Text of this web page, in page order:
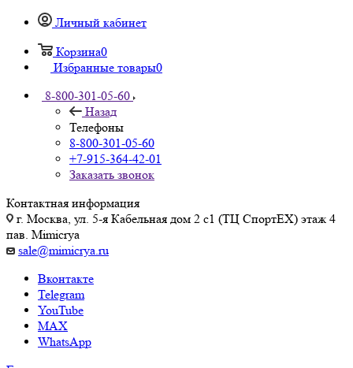
Личный кабинет
Корзина0
Избранные товары0
8-800-301-05-60
Назад
Телефоны
8-800-301-05-60
+7-915-364-42-01
Заказать звонок
Контактная информация
г. Москва, ул. 5-я Кабельная дом 2 с1 (ТЦ СпортEX) этаж 4
пав. Mimicrya
sale@mimicrya.ru
Вконтакте
Telegram
YouTube
MAX
WhatsApp